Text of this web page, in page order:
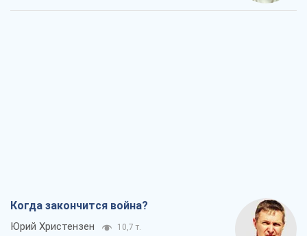
Когда закончится война?
Юрий Христензен 10,7 т.